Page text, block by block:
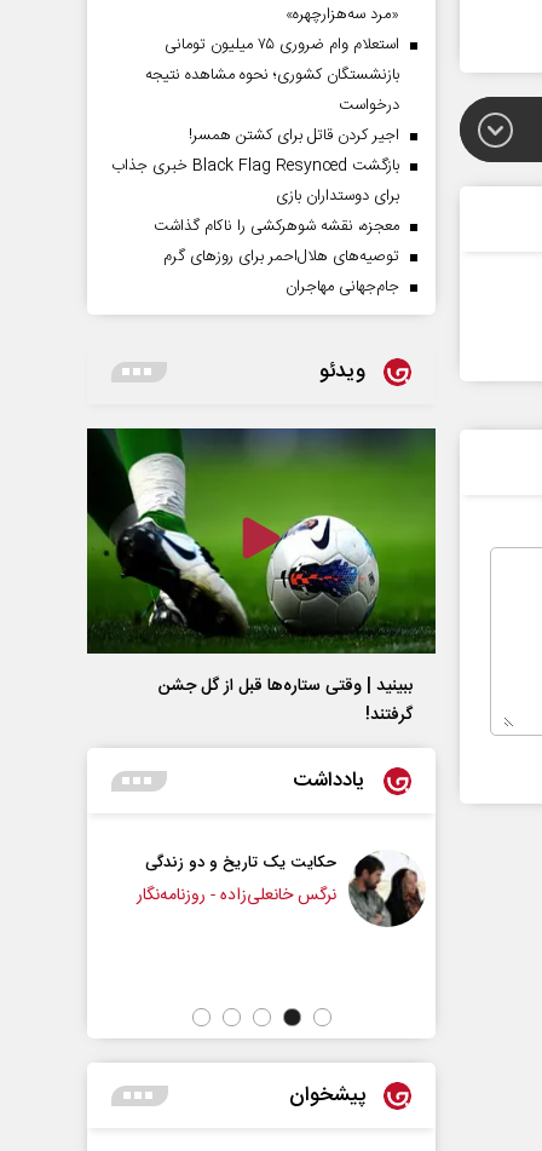
«مرد سه‌هزارچهره»
استعلام وام ضروری ۷۵ میلیون تومانی
بازنشستگان کشوری؛ نحوه مشاهده نتیجه
درخواست
اجیر کردن قاتل برای کشتن همسر!
بازگشت Black Flag Resynced خبری جذاب
برای دوستداران بازی
معجزه، نقشه شوهرکشی را ناکام گذاشت
توصیه‌های هلال‌احمر برای روز‌های گرم
جام‌جهانی مهاجران
ویدئو
ببینید | وقتی ستاره‌ها قبل از گل جشن
گرفتند!
یادداشت
یک تاریخ و دو زندگی
خانعلی‌زاده - روزنامه‌نگار
چرایی عقب‌نشینی ترامپ؟
پیشخوان